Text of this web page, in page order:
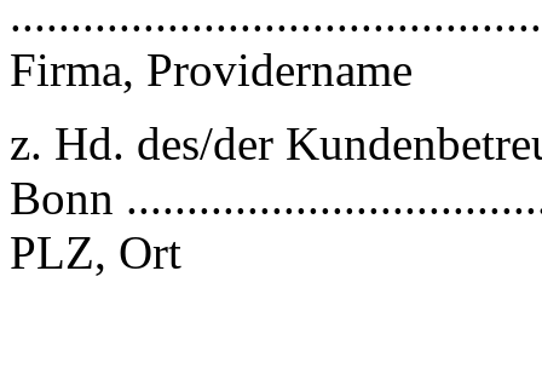
Firma, Providername
z. Hd. des/der
Bonn
PLZ, Ort